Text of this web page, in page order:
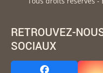
RETROUVEZ-
SOCIAUX